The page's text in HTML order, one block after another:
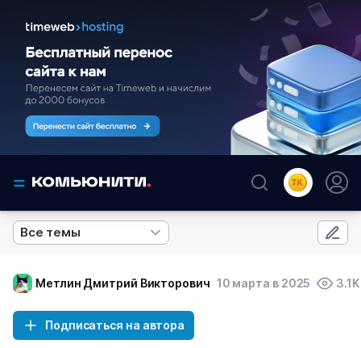
Все темы
Метлин Дмитрий Викторович 10 марта в 2025 3.1K
Подписаться на автора